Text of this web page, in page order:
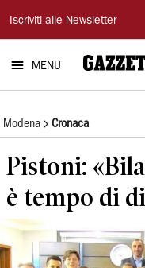
Gazzetta
di
Modena
Iscriviti alle Newsletter
MENU
Modena Cronaca
Pistoni:
è tempo di